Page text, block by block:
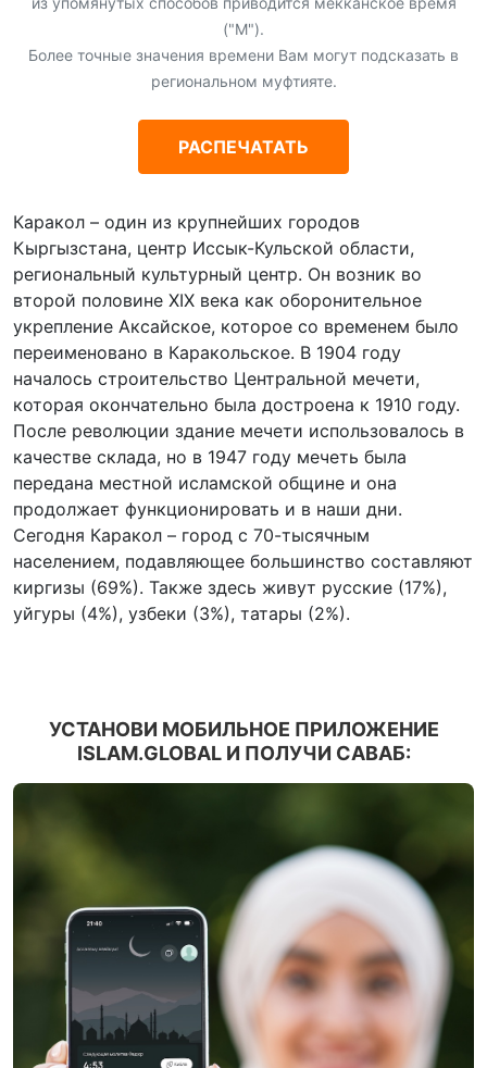
("М").
Более точные значения времени Вам могут подсказать в
региональном муфтияте.
РАСПЕЧАТАТЬ
Каракол – один из крупнейших городов
Кыргызстана, центр Иссык-Кульской области,
региональный культурный центр. Он возник во
второй половине XIX века как оборонительное
укрепление Аксайское, которое со временем было
переименовано в Каракольское. В 1904 году
началось строительство Центральной мечети,
которая окончательно была достроена к 1910 году.
После революции здание мечети использовалось в
качестве склада, но в 1947 году мечеть была
передана местной исламской общине и она
продолжает функционировать и в наши дни.
Сегодня Каракол – город с 70-тысячным
населением, подавляющее большинство составляют
киргизы (69%). Также здесь живут русские (17%),
уйгуры (4%), узбеки (3%), татары (2%).
УСТАНОВИ МОБИЛЬНОЕ ПРИЛОЖЕНИЕ
ISLAM.GLOBAL И ПОЛУЧИ САВАБ: